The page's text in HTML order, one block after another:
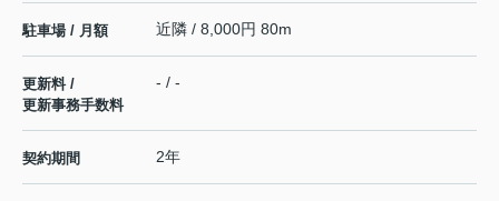
駐車場 / 月額 近隣 / 8,000円 80m
更新料 /
更新事務手数料
- / -
契約期間 2年